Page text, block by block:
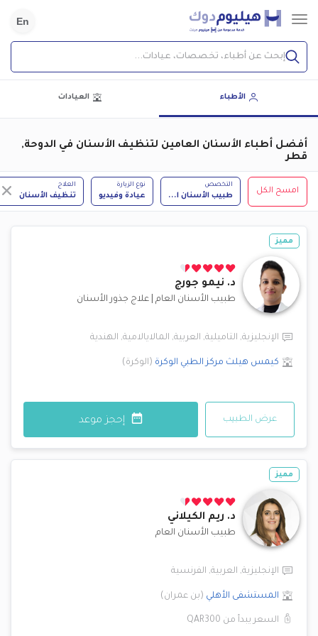
En
إبحث عن أطباء، تخصصات، عيادات...
الأطباء العيادات
أفضل أطباء الأسنان العامين لتنظيف الأسنان في الدوحة,
قطر
امسح الكل
التخصص
طبيب الأسنان ا...
نوع الزيارة
عيادة وفيديو
العلاج
تنظيف الأسنان
مميز
د. نيمو جورج
طبيب الأسنان العام علاج جذور الأسنان
الإنجليزية, التاميلية, العربية, المالايالامية, الهندية
كيمس هيلث مركز الطبي الوكرة (الوكرة)
عرض الطبيب إحجز موعد
مميز
د. ريم الكيلاني
طبيب الأسنان العام
الإنجليزية, العربية, الفرنسية
المستشفى الأهلي (بن عمران)
السعر يبدأ من QAR300